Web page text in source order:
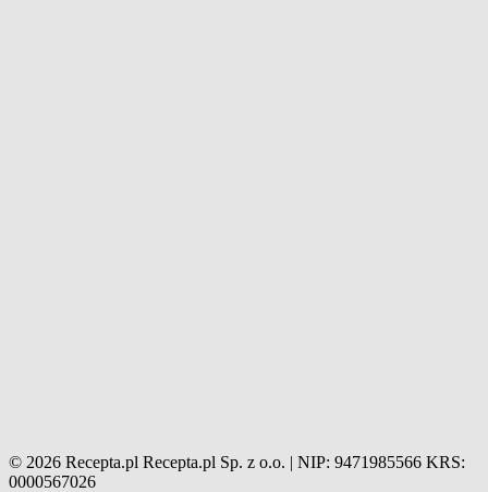
© 2026 Recepta.pl Recepta.pl Sp. z o.o. | NIP: 9471985566 KRS:
0000567026